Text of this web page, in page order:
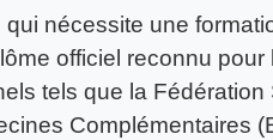
nécessite une
officiel reconnu
tels que la
Complémentaires